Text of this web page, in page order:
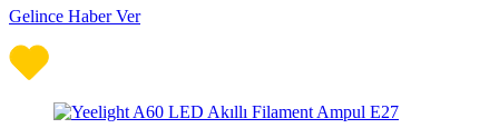
Gelince Haber Ver